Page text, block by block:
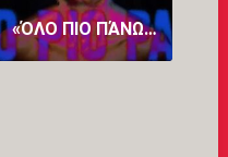
«ΌΛΟ ΠΙΟ ΠΆΝΩ»: ΤΟ ΝΈΟ ΤΡΑΓΟΎΔΙ ΤΗΣ ΆΝΝΑΣ ΒΊΣΣΗ ΚΥΚΛΟΦΌΡΗΣΕ ΚΑΙ ΕΝΤΥΠΩΣΙΆΖΕΙ (VID)